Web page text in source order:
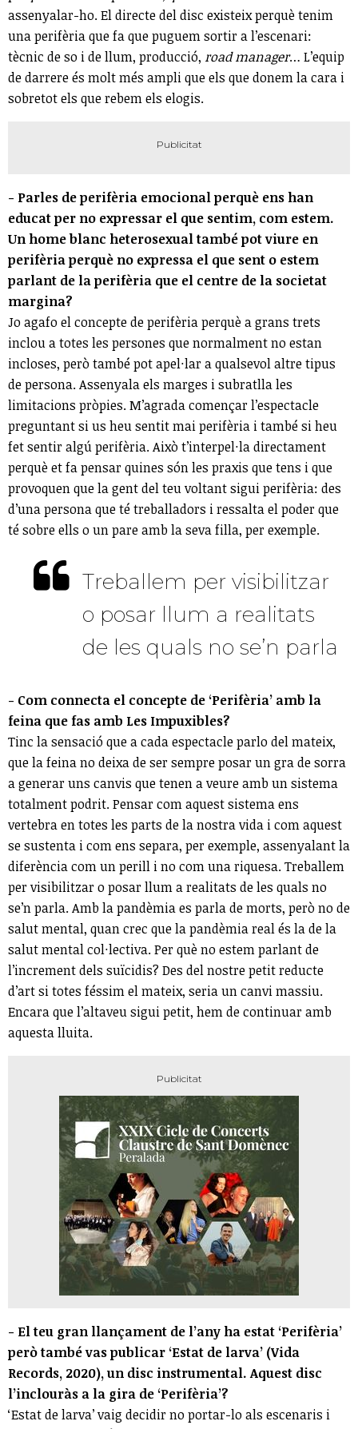
assenyalar-ho. El directe del disc existeix perquè tenim
una perifèria que fa que puguem sortir a l’escenari:
tècnic de so i de llum, producció, road manager… L’equip
de darrere és molt més ampli que els que donem la cara i
sobretot els que rebem els elogis.
- Parles de perifèria emocional perquè ens han
educat per no expressar el que sentim, com estem.
Un home blanc heterosexual també pot viure en
perifèria perquè no expressa el que sent o estem
parlant de la perifèria que el centre de la societat
margina?
Jo agafo el concepte de perifèria perquè a grans trets
inclou a totes les persones que normalment no estan
incloses, però també pot apel·lar a qualsevol altre tipus
de persona. Assenyala els marges i subratlla les
limitacions pròpies. M’agrada començar l’espectacle
preguntant si us heu sentit mai perifèria i també si heu
fet sentir algú perifèria. Això t’interpel·la directament
perquè et fa pensar quines són les praxis que tens i que
provoquen que la gent del teu voltant sigui perifèria: des
d’una persona que té treballadors i ressalta el poder que
té sobre ells o un pare amb la seva filla, per exemple.
Treballem per visibilitzar
o posar llum a realitats
de les quals no se’n parla
- Com connecta el concepte de ‘Perifèria’ amb la
feina que fas amb Les Impuxibles?
Tinc la sensació que a cada espectacle parlo del mateix,
que la feina no deixa de ser sempre posar un gra de sorra
a generar uns canvis que tenen a veure amb un sistema
totalment podrit. Pensar com aquest sistema ens
vertebra en totes les parts de la nostra vida i com aquest
se sustenta i com ens separa, per exemple, assenyalant la
diferència com un perill i no com una riquesa. Treballem
per visibilitzar o posar llum a realitats de les quals no
se’n parla. Amb la pandèmia es parla de morts, però no de
salut mental, quan crec que la pandèmia real és la de la
salut mental col·lectiva. Per què no estem parlant de
l’increment dels suïcidis? Des del nostre petit reducte
d’art si totes féssim el mateix, seria un canvi massiu.
Encara que l’altaveu sigui petit, hem de continuar amb
aquesta lluita.
- El teu gran llançament de l’any ha estat ‘Perifèria’
però també vas publicar ‘Estat de larva’ (Vida
Records, 2020), un disc instrumental. Aquest disc
l’inclouràs a la gira de ‘Perifèria’?
‘Estat de larva’ vaig decidir no portar-lo als escenaris i